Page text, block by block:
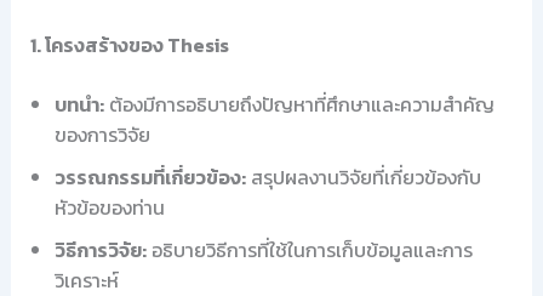
1. โครงสร้างของ Thesis
บทนำ:ต้องมีการอธิบายถึงปัญหาที่ศึกษาและความสำคัญ
ของการวิจัย
วรรณกรรมที่เกี่ยวข้อง:สรุปผลงานวิจัยที่เกี่ยวข้องกับ
หัวข้อของท่าน
วิธีการวิจัย:อธิบายวิธีการที่ใช้ในการเก็บข้อมูลและการ
วิเคราะห์